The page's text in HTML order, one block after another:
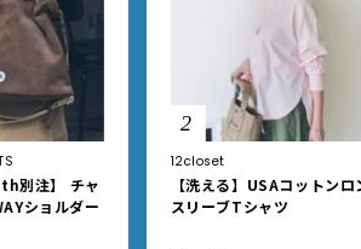
別注】 チャ
ショルダー
2
12closet
【洗える】USAコットンロ
スリーブTシャツ